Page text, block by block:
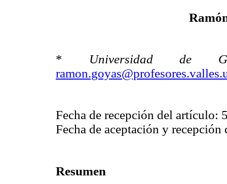
* Universidad de
Fecha de recepción del artículo:
Fecha de aceptación y
Resumen